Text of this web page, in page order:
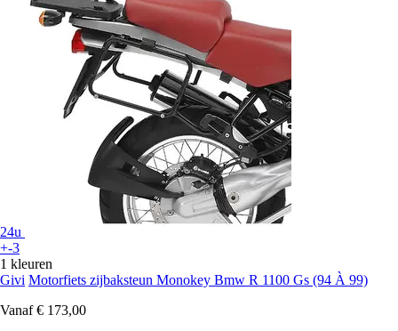
24u
+-3
1 kleuren
Givi Motorfiets zijbaksteun Monokey Bmw R 1100 Gs (94 À 99)
Vanaf € 173,00